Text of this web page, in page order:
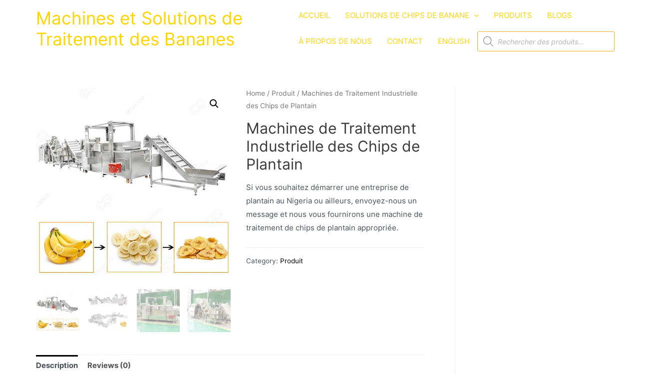
Machines et Solutions de
Traitement des Bananes
ACCUEIL SOLUTIONS DE CHIPS DE BANANE PRODUITS BLOGS
À PROPOS DE NOUS CONTACT ENGLISH
Home/ Produit / Machines de Traitement Industrielle
des Chips de Plantain
Machines de Traitement
Industrielle des Chips de
Plantain
Si vous souhaitez démarrer une entreprise de
plantain au Nigeria ou ailleurs, envoyez-nous un
message et nous vous fournirons une machine de
traitement de chips de plantain appropriée.
Category: Produit
Description Reviews (0)